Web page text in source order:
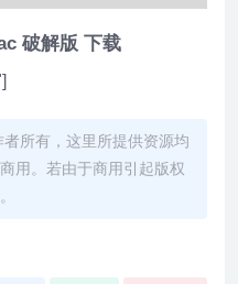
破解版 下载
所有，这里所提供资源均
用。若由于商用引起版权